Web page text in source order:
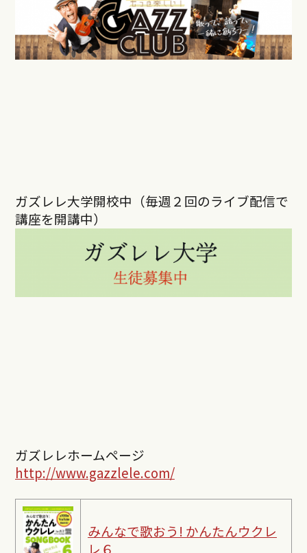
ガズレレ大学開校中（毎週２回のライブ配信で
講座を開講中）
ガズレレホームページ
http://www.gazzlele.com/
みんなで歌おう! かんたんウクレ
レ６